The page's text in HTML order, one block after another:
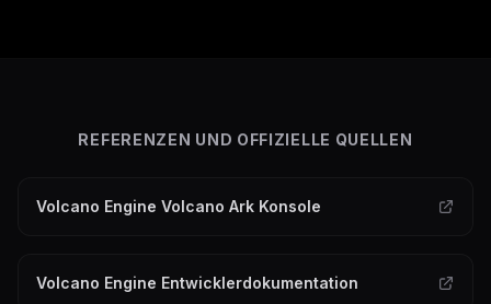
REFERENZEN UND OFFIZIELLE QUELLEN
Volcano Engine Volcano Ark Konsole
Volcano Engine Entwicklerdokumentation